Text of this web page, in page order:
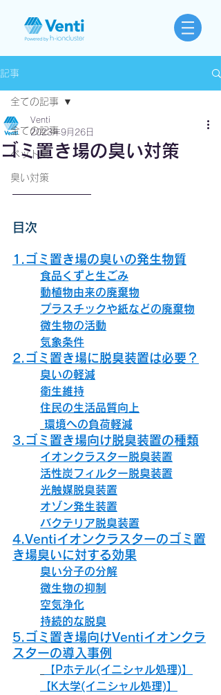
記事
全ての記事
ペット臭
臭い対策
全ての記事
ゴミ置き場の臭い対策
Venti
2023年9月26日
目次
1.ゴミ置き場の臭いの発生物質
食品くずと生ごみ
動植物由来の廃棄物
プラスチックや紙などの廃棄物
微生物の活動
気象条件
2.ゴミ置き場に脱臭装置は必要？
臭いの軽減
衛生維持
住民の生活品質向上
環境への負荷軽減
3.ゴミ置き場向け脱臭装置の種類
イオンクラスター脱臭装置
活性炭フィルター脱臭装置
光触媒脱臭装置
オゾン発生装置
バクテリア脱臭装置
4.Ventiイオンクラスターのゴミ置
き場臭いに対する効果
臭い分子の分解
微生物の抑制
空気浄化
持続的な脱臭
5.ゴミ置き場向けVentiイオンクラ
スターの導入事例
【Pホテル(イニシャル処理)】
【K大学(イニシャル処理)】